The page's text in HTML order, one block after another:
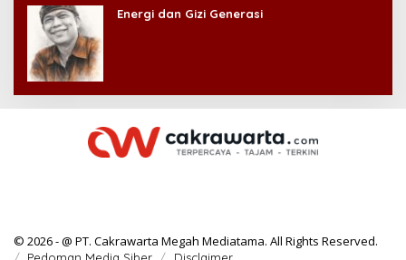
Energi dan Gizi Generasi
© 2026 - @ PT. Cakrawarta Megah Mediatama. All Rights Reserved.